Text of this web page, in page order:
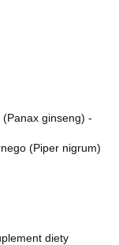
ginseng) -
(Piper nigrum)
diety